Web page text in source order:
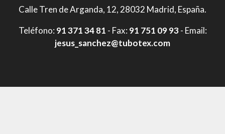
Calle Tren de Arganda, 12, 28032 Madrid, España.
Teléfono: 91 371 34 81 - Fax: 91 751 09 93- Email:
jesus_sanchez@tubotex.com